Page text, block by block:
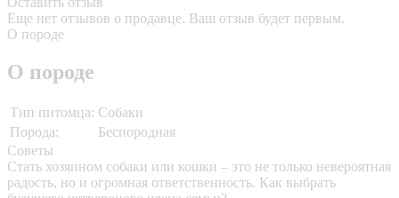
Еще нет отзывов о продавце. Ваш отзыв будет первым.
О породе
О породе
Тип питомца: Собаки
Порода:
Беспородная
Советы
Стать хозяином собаки или кошки – это не только невероятная
радость, но и огромная ответственность. Как выбрать